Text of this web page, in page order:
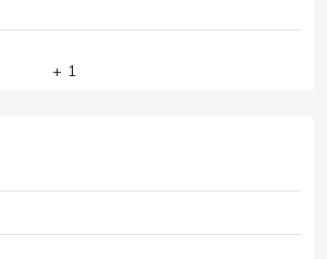
+ 1